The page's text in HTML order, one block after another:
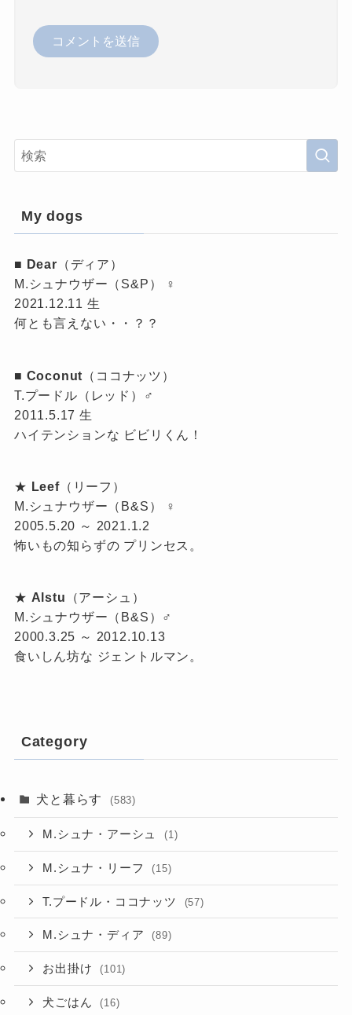
My dogs
■ Dear （ディア）
M.シュナウザー（S&P） ♀
2021.12.11 生
何とも言えない・・？？
■ Coconut （ココナッツ）
T.プードル（レッド）♂
2011.5.17 生
ハイテンションな ビビリくん！
★ Leef（リーフ）
M.シュナウザー（B&S） ♀
2005.5.20 ～ 2021.1.2
怖いもの知らずの プリンセス。
★ Alstu （アーシュ）
M.シュナウザー（B&S）♂
2000.3.25 ～ 2012.10.13
食いしん坊な ジェントルマン。
Category
犬と暮らす (583)
M.シュナ・アーシュ (1)
M.シュナ・リーフ (15)
T.プードル・ココナッツ (57)
M.シュナ・ディア (89)
お出掛け (101)
犬ごはん (16)